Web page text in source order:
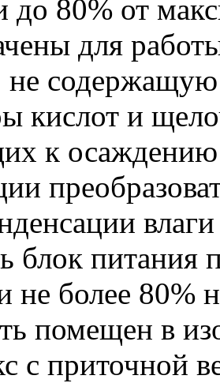
80% от
для
не
кислот и
к осаждению
блок питания
не более 80%
помещен в
с приточной